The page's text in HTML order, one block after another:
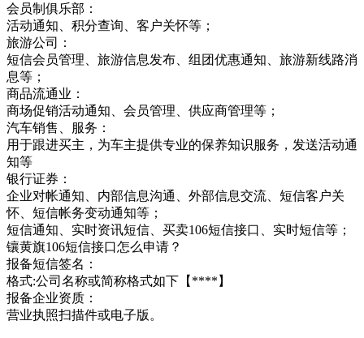
会员制俱乐部：
活动通知、积分查询、客户关怀等；
旅游公司：
短信会员管理、旅游信息发布、组团优惠通知、旅游新线路消
息等；
商品流通业：
商场促销活动通知、会员管理、供应商管理等；
汽车销售、服务：
用于跟进买主，为车主提供专业的保养知识服务，发送活动通
知等
银行证券：
企业对帐通知、内部信息沟通、外部信息交流、短信客户关
怀、短信帐务变动通知等；
短信通知、实时资讯短信、买卖106短信接口、实时短信等；
镶黄旗106短信接口怎么申请？
报备短信签名：
格式:公司名称或简称格式如下【****】
报备企业资质：
营业执照扫描件或电子版。